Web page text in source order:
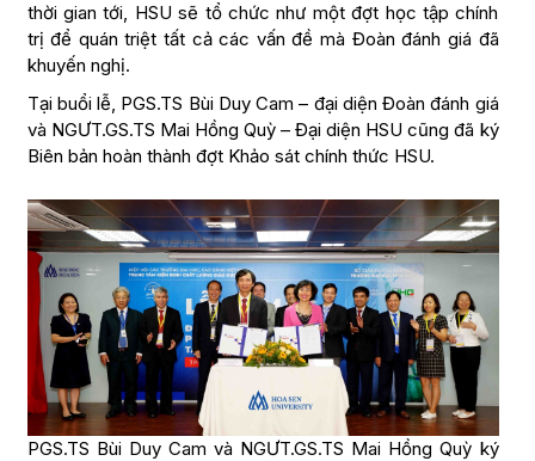
thời gian tới, HSU sẽ tổ chức như một đợt học tập chính
trị để quán triệt tất cả các vấn đề mà Đoàn đánh giá đã
khuyến nghị.
Tại buổi lễ, PGS.TS Bùi Duy Cam – đại diện Đoàn đánh giá
và NGƯT.GS.TS Mai Hồng Quỳ – Đại diện HSU cũng đã ký
Biên bản hoàn thành đợt Khảo sát chính thức HSU.
PGS.TS Bùi Duy Cam và NGƯT.GS.TS Mai Hồng Quỳ ký